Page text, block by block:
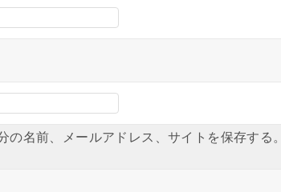
名前、メールアドレス、サイトを保存する。